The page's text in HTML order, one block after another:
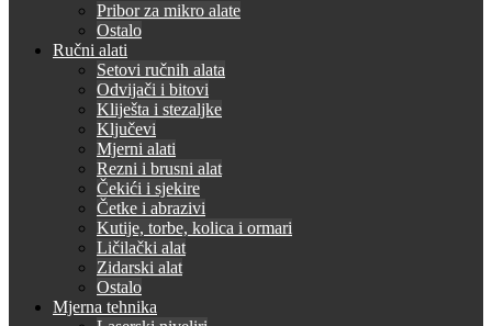
Pribor za mikro alate
Ostalo
Ručni alati
Setovi ručnih alata
Odvijači i bitovi
Kliješta i stezaljke
Ključevi
Mjerni alati
Rezni i brusni alat
Čekići i sjekire
Četke i abrazivi
Kutije, torbe, kolica i ormari
Ličilački alat
Zidarski alat
Ostalo
Mjerna tehnika